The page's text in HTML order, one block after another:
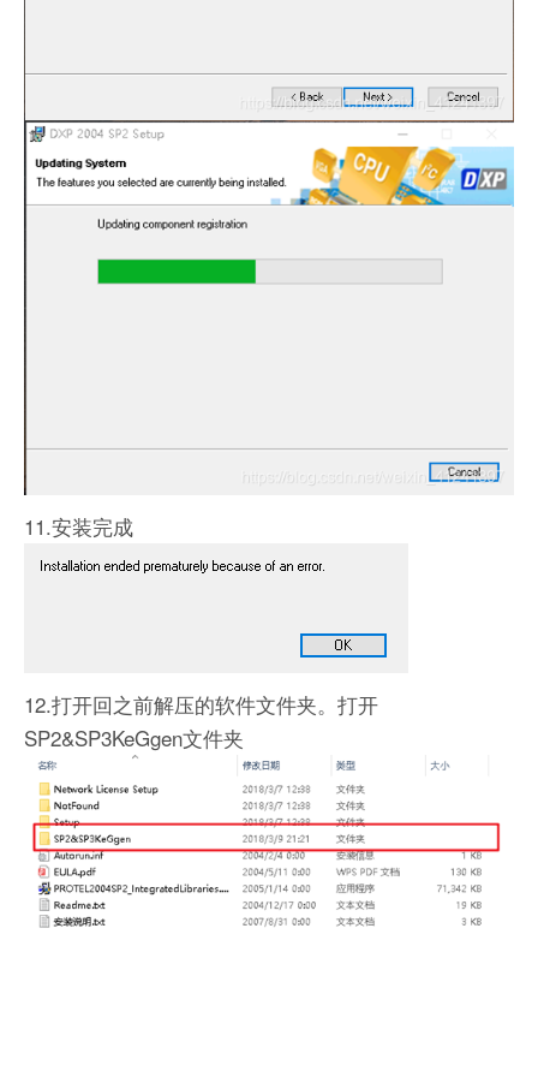
11.安装完成
12.打开回之前解压的软件文件夹。打开
SP2&SP3KeGgen文件夹